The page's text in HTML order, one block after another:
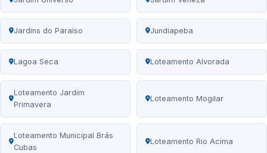
Jardins do Paraíso Jundiapeba
Lagoa Seca Loteamento Alvorada
Loteamento Jardim
Primavera
Loteamento Mogilar
Loteamento Municipal Brás
Cubas
Loteamento Rio Acima